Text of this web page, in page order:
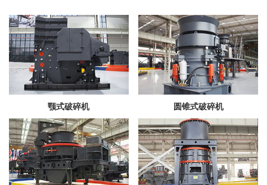
颚式破碎机 圆锥式破碎机